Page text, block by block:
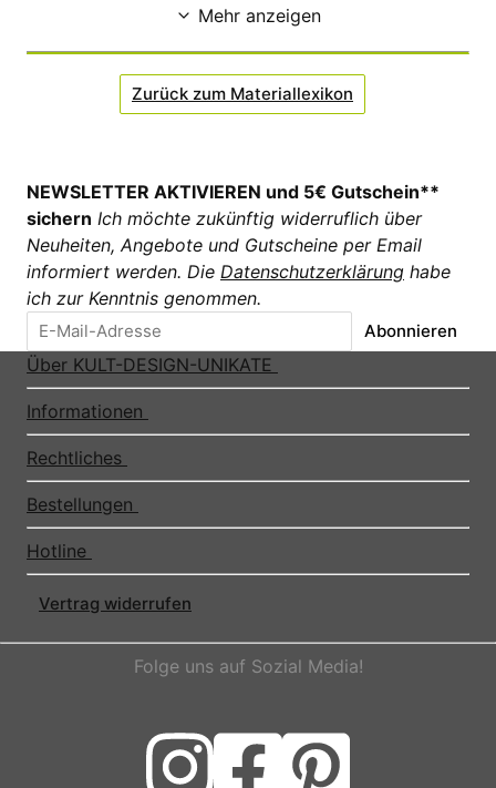
Mehr anzeigen
Zurück zum Materiallexikon
NEWSLETTER AKTIVIEREN und 5€ Gutschein**
sichern Ich möchte zukünftig widerruflich über
Neuheiten, Angebote und Gutscheine per Email
informiert werden. Die Datenschutzerklärung habe
ich zur Kenntnis genommen.
Abonnieren
Über KULT-DESIGN-UNIKATE
Informationen
Rechtliches
Bestellungen
Hotline
Vertrag widerrufen
Folge uns auf Sozial Media!